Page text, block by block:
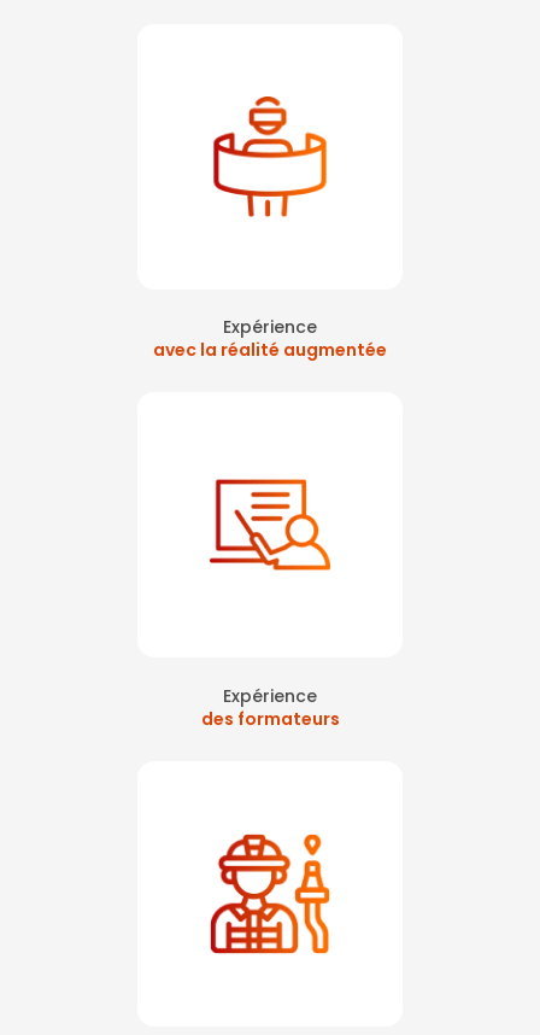
Expérience
avec la réalité augmentée
Expérience
des formateurs